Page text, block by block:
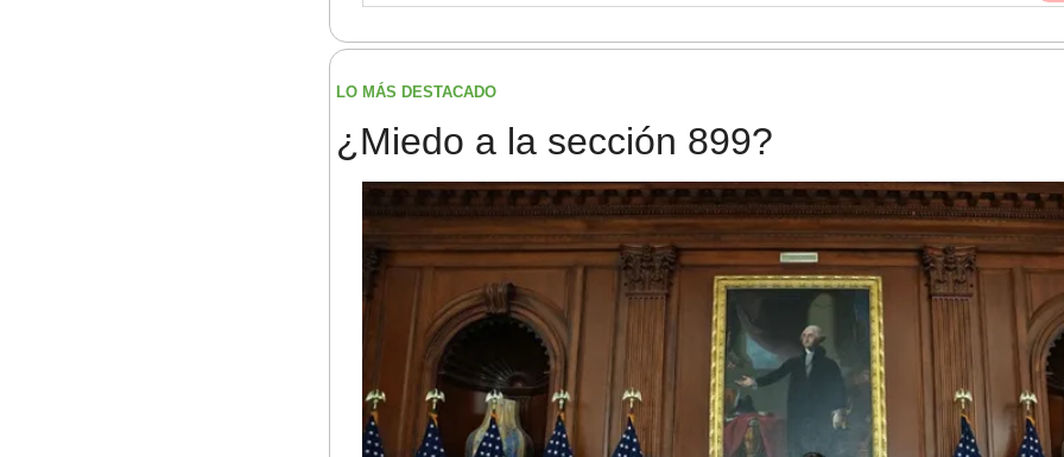
LO MÁS DESTACADO
¿Miedo a la sección 899?